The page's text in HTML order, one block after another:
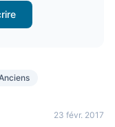
23 févr. 2017